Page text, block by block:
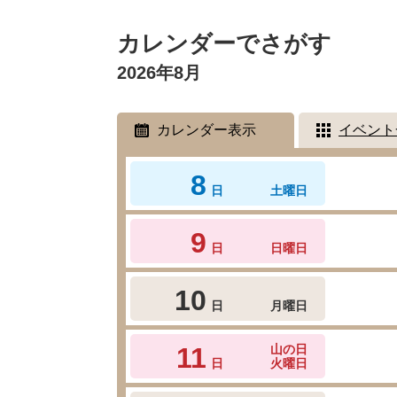
文
カレンダーでさがす
2026年8月
カレンダー表示 イベン
8 日 土曜日
9 日 日曜日
10 日 月曜日
11 日
山の日
火曜日